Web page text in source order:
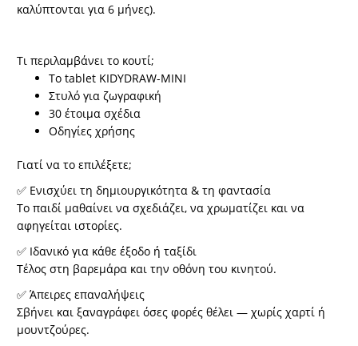
καλύπτονται για 6 μήνες).
Τι περιλαμβάνει το κουτί;
Το tablet KIDYDRAW-MINI
Στυλό για ζωγραφική
30 έτοιμα σχέδια
Οδηγίες χρήσης
Γιατί να το επιλέξετε;
✅ Ενισχύει τη δημιουργικότητα & τη φαντασία
Το παιδί μαθαίνει να σχεδιάζει, να χρωματίζει και να
αφηγείται ιστορίες.
✅ Ιδανικό για κάθε έξοδο ή ταξίδι
Τέλος στη βαρεμάρα και την οθόνη του κινητού.
✅ Άπειρες επαναλήψεις
Σβήνει και ξαναγράφει όσες φορές θέλει — χωρίς χαρτί ή
μουντζούρες.